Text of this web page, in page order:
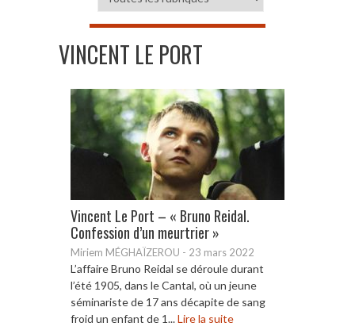
VINCENT LE PORT
Vincent Le Port – « Bruno Reidal.
Confession d’un meurtrier »
Miriem MÉGHAÏZEROU - 23 mars 2022
L’affaire Bruno Reidal se déroule durant
l’été 1905, dans le Cantal, où un jeune
séminariste de 17 ans décapite de sang
froid un enfant de 1...Lire la suite